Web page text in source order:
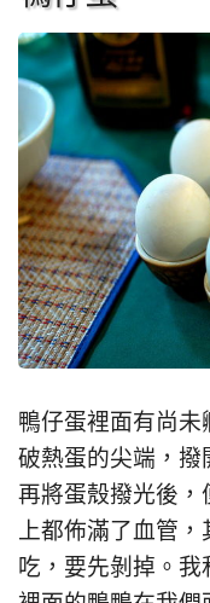
鴨仔蛋裡面有尚
破熱蛋的尖端，撥
再將蛋殼撥光後，
上都佈滿了血管
吃，要先剝掉。